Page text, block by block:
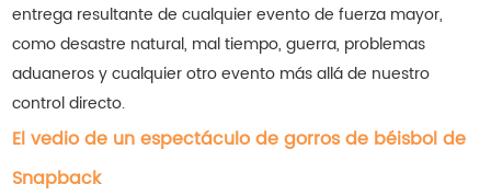
entrega resultante de cualquier evento de fuerza mayor,
como desastre natural, mal tiempo, guerra, problemas
aduaneros y cualquier otro evento más allá de nuestro
control directo.
El vedio de un espectáculo de gorros de béisbol de
Snapback